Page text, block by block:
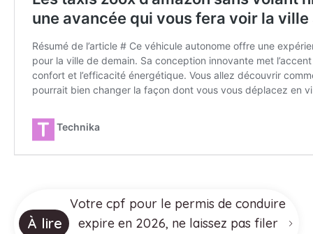
À lire
Votre cpf pour le permis de conduire
expire en 2026, ne laissez pas filer